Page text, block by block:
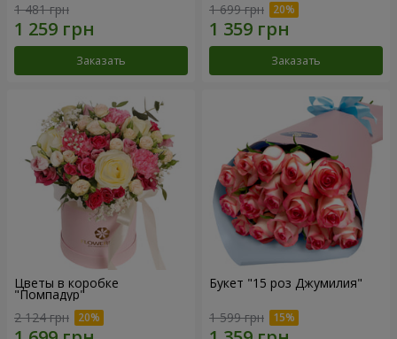
1 481 грн
Заказать
1 699 грн
Заказать
Цветы в коробке
"Помпадур"
2 124 грн
Букет "15 роз Джумилия"
1 599 грн